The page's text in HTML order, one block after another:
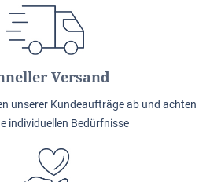
Versand
unserer Kundeaufträge ab und achten
individuellen Bedürfnisse